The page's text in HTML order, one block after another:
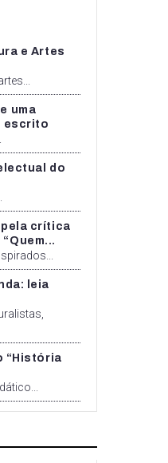
e Artes
uma
escrito
do
crítica
leia
“História